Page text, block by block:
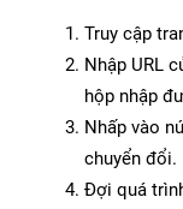
Truy cập
Nhập URL
hộp nhập
Nhấp vào
chuyển đổi.
Đợi quá